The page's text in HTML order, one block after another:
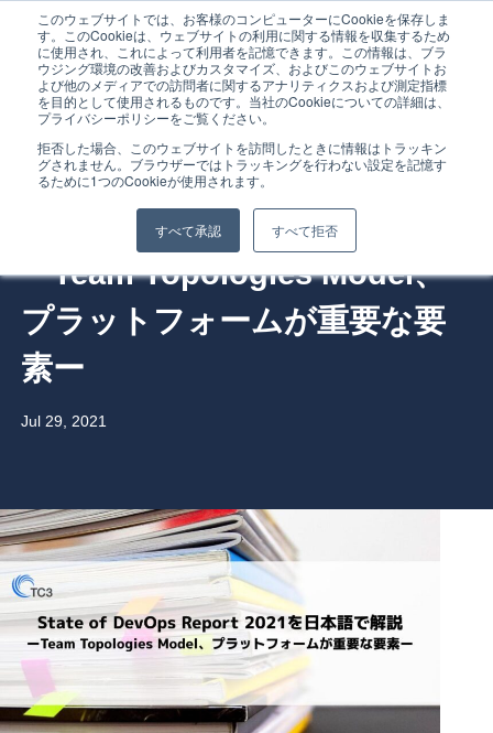
このウェブサイトでは、お客様のコンピューターにCookieを保存しま
す。このCookieは、ウェブサイトの利用に関する情報を収集するため
に使用され、これによって利用者を記憶できます。この情報は、ブラ
ウジング環境の改善およびカスタマイズ、およびこのウェブサイトお
よび他のメディアでの訪問者に関するアナリティクスおよび測定指標
を目的として使用されるものです。当社のCookieについての詳細は、
プライバシーポリシーをご覧ください。
拒否した場合、このウェブサイトを訪問したときに情報はトラッキン
グされません。ブラウザーではトラッキングを行わない設定を記憶す
るために1つのCookieが使用されます。
すべて承認 すべて拒否
Home
Why Gig Economy?
Why TC3?
Product
GigOps
Tactna
Case
State of DevOps Report 2021
を日本語で解説
ーTeam Topologies Model、
プラットフォームが重要な要
素ー
Jul 29, 2021